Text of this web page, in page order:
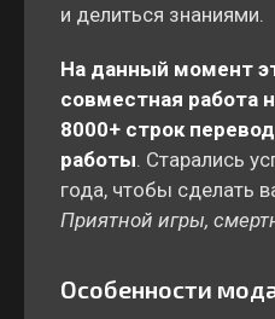
и делиться знаниями.
На данный момент
совместная работа
8000+ строк
работы. Старались
года, чтобы сделать
Приятной игры,
Особенности